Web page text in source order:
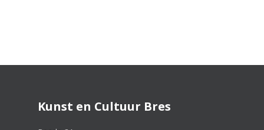
Kunst en Cultuur Bres